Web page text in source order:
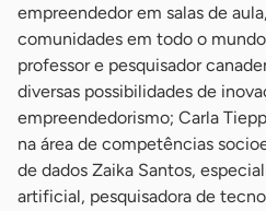
empreendedor em salas de
comunidades em todo o
professor e pesquisador
diversas possibilidades de
empreendedorismo; Carla
na área de competências
de dados Zaika Santos,
artificial, pesquisadora de